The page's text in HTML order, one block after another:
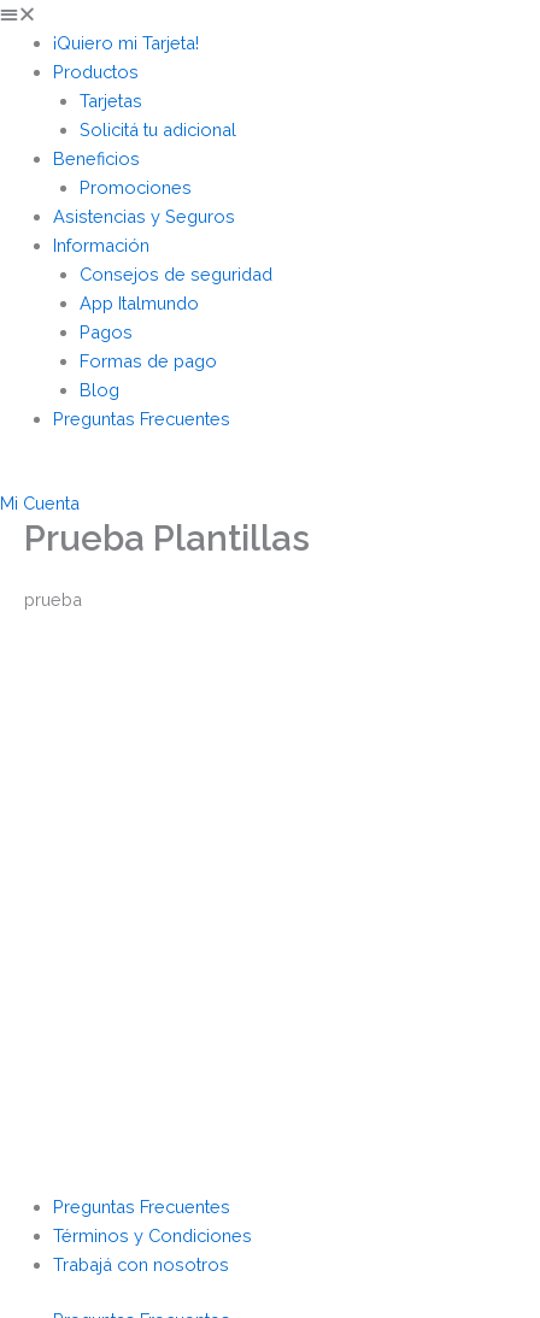
¡Quiero mi Tarjeta!
Productos
Tarjetas
Solicitá tu adicional
Beneficios
Promociones
Asistencias y Seguros
Información
Consejos de seguridad
App Italmundo
Pagos
Formas de pago
Blog
Preguntas Frecuentes
Mi Cuenta
Prueba Plantillas
prueba
Preguntas Frecuentes
Términos y Condiciones
Trabajá con nosotros